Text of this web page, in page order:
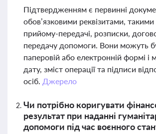
Підтвердженням є первинні
обов’язковими реквізитами, такими
прийому-передачі, розписки,
передачу допомоги. Вони можуть
паперовій або електронній формі і
дату, зміст операції та підписи
осіб. Джерело
Чи потрібно коригувати
результат при наданні
допомоги під час воєнного